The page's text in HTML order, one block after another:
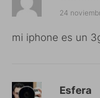
24
mi iphone es un
Esfera